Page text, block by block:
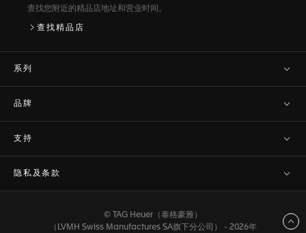
查找您附近的精品店地址和营业时间。
查找精品店
系列
品牌
支持
隐私及条款
© TAG Heuer（泰格豪雅）
（LVMH Swiss Manufactures SA旗下分公司） - 2026年
返回顶部